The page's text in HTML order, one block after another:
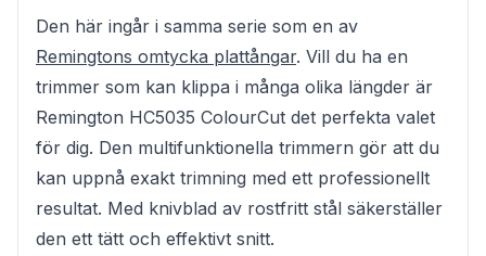
Den här ingår i samma serie som en av
Remingtons omtycka plattångar. Vill du ha en
trimmer som kan klippa i många olika längder är
Remington HC5035 ColourCut det perfekta valet
för dig. Den multifunktionella trimmern gör att du
kan uppnå exakt trimning med ett professionellt
resultat. Med knivblad av rostfritt stål säkerställer
den ett tätt och effektivt snitt.